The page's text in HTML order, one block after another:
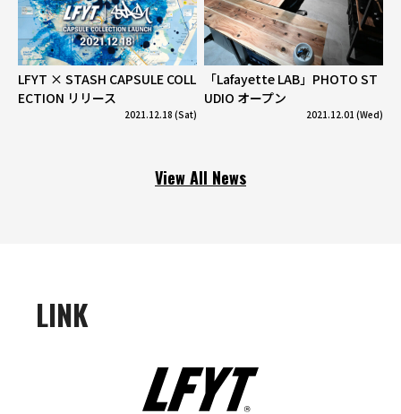
LFYT × STASH CAPSULE COLL
ECTION リリース
2021.12.18 (Sat)
「Lafayette LAB」PHOTO ST
UDIO オープン
2021.12.01 (Wed)
View All News
LINK